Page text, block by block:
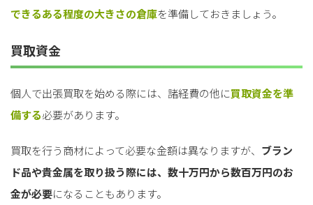
できるある程度の大きさの倉庫を準備しておきましょう。
買取資金
個人で出張買取を始める際には、諸経費の他に買取資金を準
備する必要があります。
買取を行う商材によって必要な金額は異なりますが、 ブラン
ド品や貴金属を取り扱う際には、数十万円から数百万円のお
金が必要になることもあります。